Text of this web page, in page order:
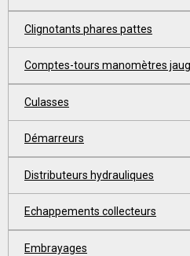
Clignotants phares pattes
Comptes-tours manomètres
Culasses
Démarreurs
Distributeurs hydrauliques
Echappements collecteurs
Embrayages